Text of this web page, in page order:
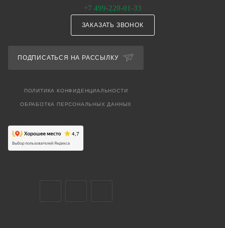
+7 499-220-01-33
ЗАКАЗАТЬ ЗВОНОК
ПОДПИСАТЬСЯ НА РАССЫЛКУ
ПОЛИТИКА КОНФИДЕНЦИАЛЬНОСТИ
ОБРАБОТКА ПЕРСОНАЛЬНЫХ ДАННЫХ